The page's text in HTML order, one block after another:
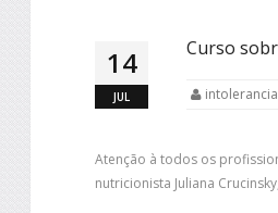
14
JUL
Curso
Atenção à todos os
nutricionista Juliana